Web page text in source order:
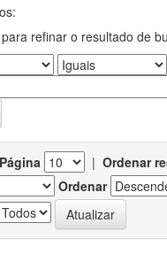
refinar o resultado de
| Ordenar
Ordenar